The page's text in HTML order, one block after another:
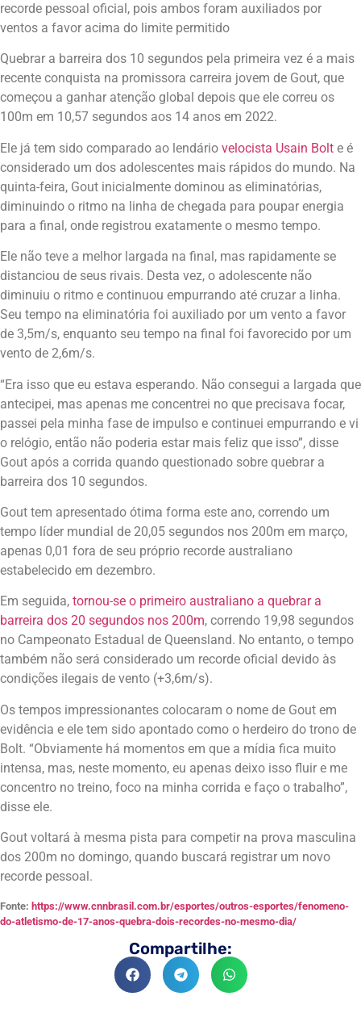
recorde pessoal oficial, pois ambos foram auxiliados por
ventos a favor acima do limite permitido
Quebrar a barreira dos 10 segundos pela primeira vez é a mais
recente conquista na promissora carreira jovem de Gout, que
começou a ganhar atenção global depois que ele correu os
100m em 10,57 segundos aos 14 anos em 2022.
Ele já tem sido comparado ao lendário velocista Usain Bolt e é
considerado um dos adolescentes mais rápidos do mundo. Na
quinta-feira, Gout inicialmente dominou as eliminatórias,
diminuindo o ritmo na linha de chegada para poupar energia
para a final, onde registrou exatamente o mesmo tempo.
Ele não teve a melhor largada na final, mas rapidamente se
distanciou de seus rivais. Desta vez, o adolescente não
diminuiu o ritmo e continuou empurrando até cruzar a linha.
Seu tempo na eliminatória foi auxiliado por um vento a favor
de 3,5m/s, enquanto seu tempo na final foi favorecido por um
vento de 2,6m/s.
“Era isso que eu estava esperando. Não consegui a largada que
antecipei, mas apenas me concentrei no que precisava focar,
passei pela minha fase de impulso e continuei empurrando e vi
o relógio, então não poderia estar mais feliz que isso”, disse
Gout após a corrida quando questionado sobre quebrar a
barreira dos 10 segundos.
Gout tem apresentado ótima forma este ano, correndo um
tempo líder mundial de 20,05 segundos nos 200m em março,
apenas 0,01 fora de seu próprio recorde australiano
estabelecido em dezembro.
Em seguida, tornou-se o primeiro australiano a quebrar a
barreira dos 20 segundos nos 200m, correndo 19,98 segundos
no Campeonato Estadual de Queensland. No entanto, o tempo
também não será considerado um recorde oficial devido às
condições ilegais de vento (+3,6m/s).
Os tempos impressionantes colocaram o nome de Gout em
evidência e ele tem sido apontado como o herdeiro do trono de
Bolt. “Obviamente há momentos em que a mídia fica muito
intensa, mas, neste momento, eu apenas deixo isso fluir e me
concentro no treino, foco na minha corrida e faço o trabalho”,
disse ele.
Gout voltará à mesma pista para competir na prova masculina
dos 200m no domingo, quando buscará registrar um novo
recorde pessoal.
Fonte: https://www.cnnbrasil.com.br/esportes/outros-esportes/fenomeno-
do-atletismo-de-17-anos-quebra-dois-recordes-no-mesmo-dia/
Compartilhe: